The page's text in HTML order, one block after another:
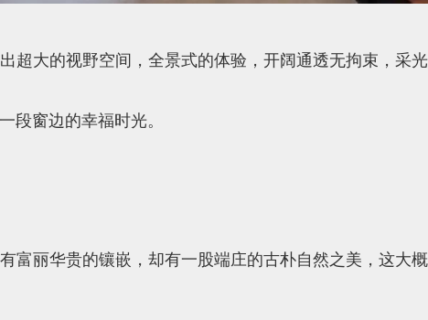
超大的视野空间，全景式的体验，开阔通透无拘束，采
段窗边的幸福时光。
富丽华贵的镶嵌，却有一股端庄的古朴自然之美，这大